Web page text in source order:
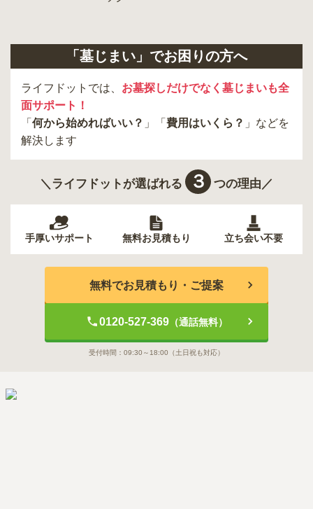
「墓じまい」でお困りの方へ
ライフドットでは、 お墓探しだけでなく墓じまいも全
面サポート！
「 何から始めればいい？ 」「 費用はいくら？ 」などを
解決します
＼ライフドットが選ばれる ３ つの理由／
手厚いサポート 無料お見積もり 立ち会い不要
無料でお見積もり・ご提案
0120-527-369（通話無料）
受付時間： 09:30～18:00 （土日祝も対応）